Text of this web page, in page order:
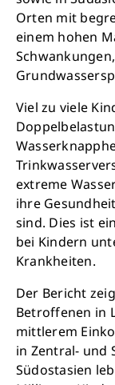
Orten mit
einem hohen
Viel zu viele
extreme
ihre
sind. Dies ist
bei Kindern
Krankheiten.
Der Bericht
Betroffenen in
mittlerem
in Zentral- und
Südostasien